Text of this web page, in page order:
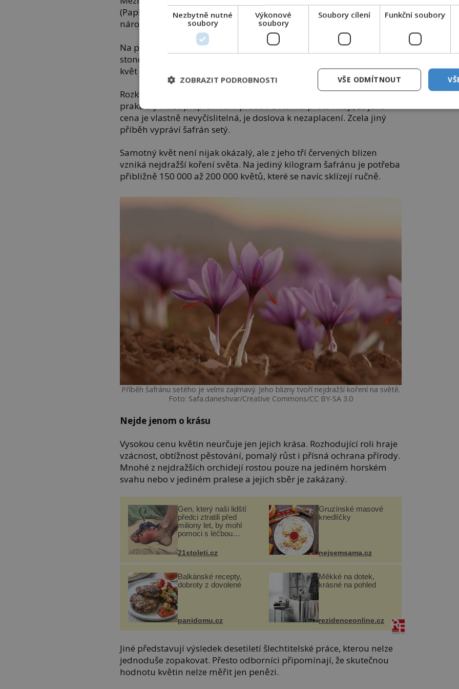
(Paphiopedilum rothschildianum), která roste pouze v malajském
národním parku Kinabalu na ostrově Borneo.
Na první květy čeká i patnáct let a kvůli vzácnosti může jediný
stonek stát několik tisíc dolarů. Ještě tajemnější je kadupul, noční
květ pocházející ze Srí Lanky.
Rozkvétá krátce před půlnocí a ještě před svítáním uvadá, takže jej
prakticky nelze přepravit ani prodat. Botanici proto říkají, že jeho
cena je vlastně nevyčíslitelná, je doslova k nezaplacení. Zcela jiný
příběh vypráví šafrán setý.
Samotný květ není nijak okázalý, ale z jeho tří červených blizen
vzniká nejdražší koření světa. Na jediný kilogram šafránu je potřeba
přibližně 150 000 až 200 000 květů, které se navíc sklízejí ručně.
Příběh šafránu setého je velmi zajímavý. Jeho blizny tvoří nejdražší koření na světě.
Foto: Safa.daneshvar/Creative Commons/CC BY-SA 3.0
Nejde jenom o krásu
Vysokou cenu květin neurčuje jen jejich krása. Rozhodující roli hraje
vzácnost, obtížnost pěstování, pomalý růst i přísná ochrana přírody.
Mnohé z nejdražších orchidejí rostou pouze na jediném horském
svahu nebo v jediném pralese a jejich sběr je zakázaný.
Gen, který naši lidští
předci ztratili před
miliony let, by mohl
pomoci s léčbou
21stoleti.cz
Gruzínské masové
knedlíčky
nejsemsama.cz
Balkánské recepty,
dobroty z dovolené
panidomu.cz
Měkké na dotek,
krásné na pohled
rezidenceonline.cz
Jiné představují výsledek desetiletí šlechtitelské práce, kterou nelze
jednoduše zopakovat. Přesto odborníci připomínají, že skutečnou
hodnotu květin nelze měřit jen penězi.
Nezbytně nutné
soubory
Výkonové
soubory
Soubory cílení Funkční soubory
VŠE ODMÍTNOUT
ZOBRAZIT PODROBNOSTI